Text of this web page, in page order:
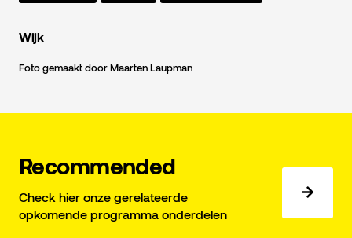
Wijk
Foto gemaakt door Maarten Laupman
Recommended
Check hier onze gerelateerde
opkomende programma onderdelen